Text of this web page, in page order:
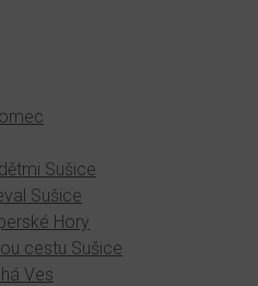
Sušice
Sušice
Hory
cestu Sušice
Ves